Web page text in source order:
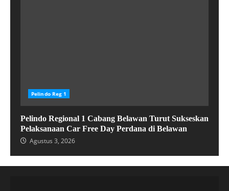
Pelindo Reg 1
Pelindo Regional 1 Cabang Belawan Turut Sukseskan
Pelaksanaan Car Free Day Perdana di Belawan
Agustus 3, 2026